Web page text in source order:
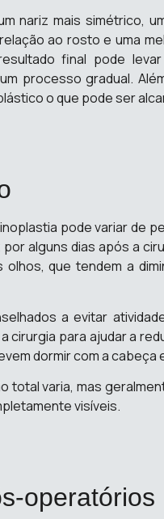
nariz mais simétrico,
ao rosto e uma
final pode
processo gradual.
o que pode ser
pode variar de
alguns dias após a
que tendem a
a evitar
cirurgia para ajudar a
dormir com a cabeça
total varia, mas
visíveis.
operatórios